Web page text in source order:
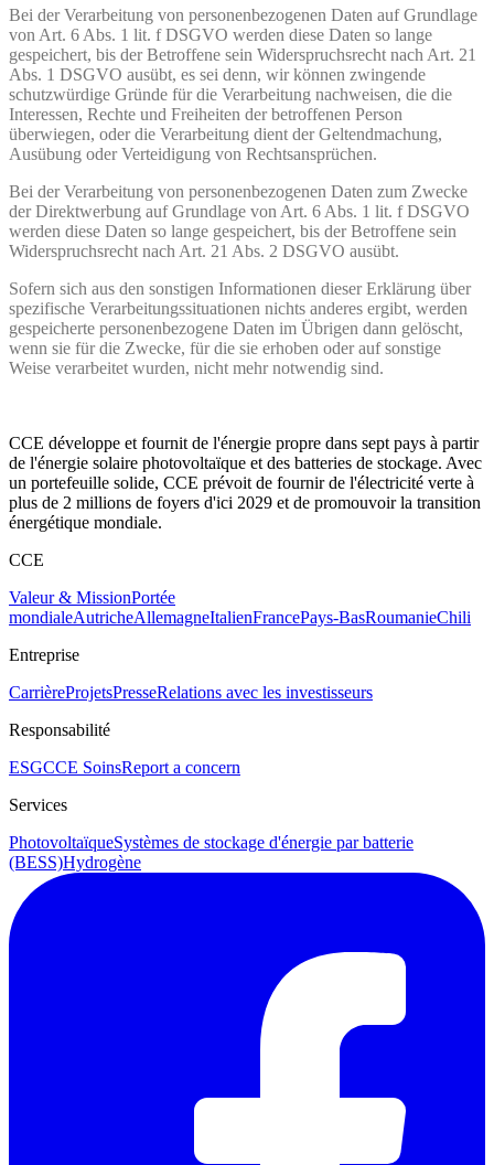
Bei der Verarbeitung von personenbezogenen Daten auf Grundlage
von Art. 6 Abs. 1 lit. f DSGVO werden diese Daten so lange
gespeichert, bis der Betroffene sein Widerspruchsrecht nach Art. 21
Abs. 1 DSGVO ausübt, es sei denn, wir können zwingende
schutzwürdige Gründe für die Verarbeitung nachweisen, die die
Interessen, Rechte und Freiheiten der betroffenen Person
überwiegen, oder die Verarbeitung dient der Geltendmachung,
Ausübung oder Verteidigung von Rechtsansprüchen.
Bei der Verarbeitung von personenbezogenen Daten zum Zwecke
der Direktwerbung auf Grundlage von Art. 6 Abs. 1 lit. f DSGVO
werden diese Daten so lange gespeichert, bis der Betroffene sein
Widerspruchsrecht nach Art. 21 Abs. 2 DSGVO ausübt.
Sofern sich aus den sonstigen Informationen dieser Erklärung über
spezifische Verarbeitungssituationen nichts anderes ergibt, werden
gespeicherte personenbezogene Daten im Übrigen dann gelöscht,
wenn sie für die Zwecke, für die sie erhoben oder auf sonstige
Weise verarbeitet wurden, nicht mehr notwendig sind.
CCE développe et fournit de l'énergie propre dans sept pays à partir
de l'énergie solaire photovoltaïque et des batteries de stockage. Avec
un portefeuille solide, CCE prévoit de fournir de l'électricité verte à
plus de 2 millions de foyers d'ici 2029 et de promouvoir la transition
énergétique mondiale.
CCE
Valeur & MissionPortée
mondialeAutricheAllemagneItalienFrancePays-BasRoumanieChili
Entreprise
CarrièreProjetsPresseRelations avec les investisseurs
Responsabilité
ESGCCE SoinsReport a concern
Services
PhotovoltaïqueSystèmes de stockage d'énergie par batterie
(BESS)Hydrogène